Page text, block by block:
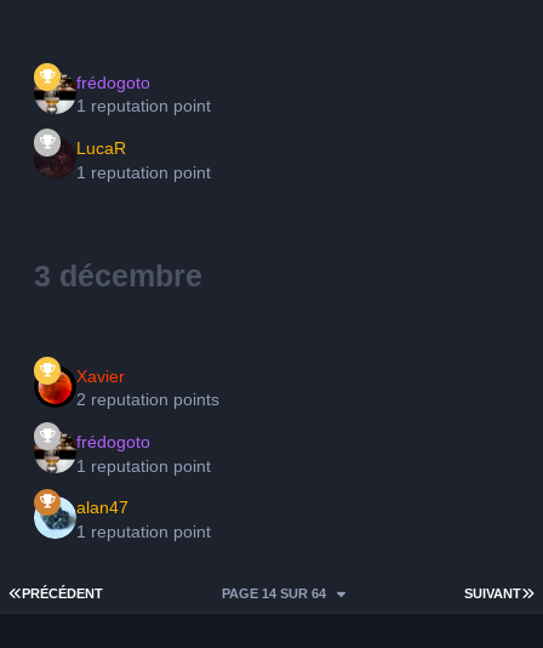
frédogoto
1 reputation point
LucaR
1 reputation point
3 décembre
Xavier
2 reputation points
frédogoto
1 reputation point
alan47
1 reputation point
PREMIÈRE PAGE
PRÉCÉDENT SUIVANT
PAGE 14 SUR 64